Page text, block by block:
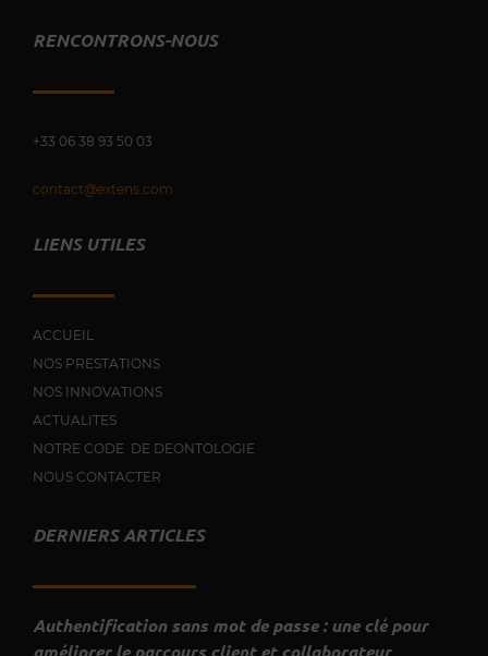
RENCONTRONS-NOUS
+33 06 38 93 50 03
contact@extens.com
LIENS UTILES
ACCUEIL
NOS PRESTATIONS
NOS INNOVATIONS
ACTUALITES
NOTRE CODE DE DEONTOLOGIE
NOUS CONTACTER
DERNIERS ARTICLES
Authentification sans mot de passe : une clé pour
améliorer le parcours client et collaborateur